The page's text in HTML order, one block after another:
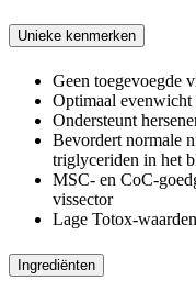
Unieke kenmerken
Geen toegevoegde
Optimaal evenwicht
Ondersteunt
Bevordert normale
triglyceriden in het
MSC- en CoC-
vissector
Lage Totox-
Ingrediënten